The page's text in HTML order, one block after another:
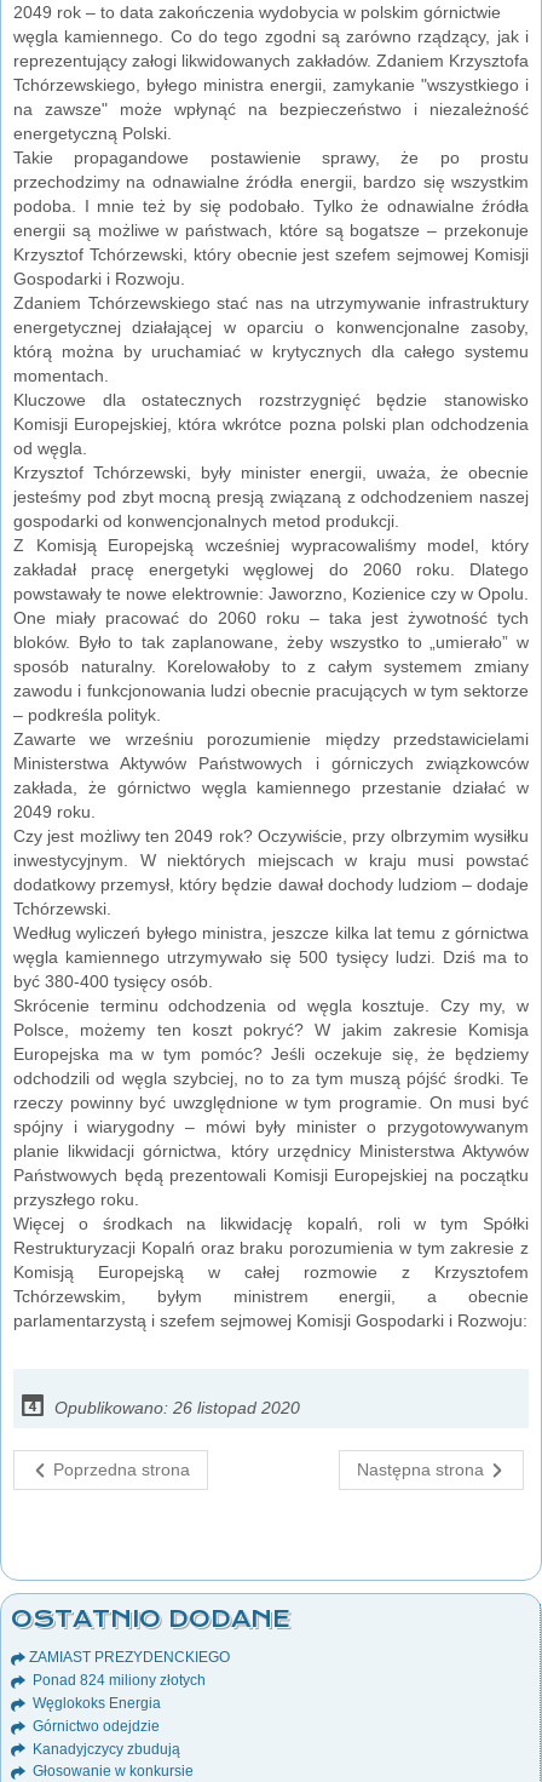
2049 rok – to data zakończenia wydobycia w polskim górnictwie
węgla kamiennego. Co do tego zgodni są zarówno rządzący, jak i
reprezentujący załogi likwidowanych zakładów. Zdaniem Krzysztofa
Tchórzewskiego, byłego ministra energii, zamykanie "wszystkiego i
na zawsze" może wpłynąć na bezpieczeństwo i niezależność
energetyczną Polski.
Takie propagandowe postawienie sprawy, że po prostu
przechodzimy na odnawialne źródła energii, bardzo się wszystkim
podoba. I mnie też by się podobało. Tylko że odnawialne źródła
energii są możliwe w państwach, które są bogatsze – przekonuje
Krzysztof Tchórzewski, który obecnie jest szefem sejmowej Komisji
Gospodarki i Rozwoju.
Zdaniem Tchórzewskiego stać nas na utrzymywanie infrastruktury
energetycznej działającej w oparciu o konwencjonalne zasoby,
którą można by uruchamiać w krytycznych dla całego systemu
momentach.
Kluczowe dla ostatecznych rozstrzygnięć będzie stanowisko
Komisji Europejskiej, która wkrótce pozna polski plan odchodzenia
od węgla.
Krzysztof Tchórzewski, były minister energii, uważa, że obecnie
jesteśmy pod zbyt mocną presją związaną z odchodzeniem naszej
gospodarki od konwencjonalnych metod produkcji.
Z Komisją Europejską wcześniej wypracowaliśmy model, który
zakładał pracę energetyki węglowej do 2060 roku. Dlatego
powstawały te nowe elektrownie: Jaworzno, Kozienice czy w Opolu.
One miały pracować do 2060 roku – taka jest żywotność tych
bloków. Było to tak zaplanowane, żeby wszystko to „umierało” w
sposób naturalny. Korelowałoby to z całym systemem zmiany
zawodu i funkcjonowania ludzi obecnie pracujących w tym sektorze
– podkreśla polityk.
Zawarte we wrześniu porozumienie między przedstawicielami
Ministerstwa Aktywów Państwowych i górniczych związkowców
zakłada, że górnictwo węgla kamiennego przestanie działać w
2049 roku.
Czy jest możliwy ten 2049 rok? Oczywiście, przy olbrzymim wysiłku
inwestycyjnym. W niektórych miejscach w kraju musi powstać
dodatkowy przemysł, który będzie dawał dochody ludziom – dodaje
Tchórzewski.
Według wyliczeń byłego ministra, jeszcze kilka lat temu z górnictwa
węgla kamiennego utrzymywało się 500 tysięcy ludzi. Dziś ma to
być 380-400 tysięcy osób.
Skrócenie terminu odchodzenia od węgla kosztuje. Czy my, w
Polsce, możemy ten koszt pokryć? W jakim zakresie Komisja
Europejska ma w tym pomóc? Jeśli oczekuje się, że będziemy
odchodzili od węgla szybciej, no to za tym muszą pójść środki. Te
rzeczy powinny być uwzględnione w tym programie. On musi być
spójny i wiarygodny – mówi były minister o przygotowywanym
planie likwidacji górnictwa, który urzędnicy Ministerstwa Aktywów
Państwowych będą prezentowali Komisji Europejskiej na początku
przyszłego roku.
Więcej o środkach na likwidację kopalń, roli w tym Spółki
Restrukturyzacji Kopalń oraz braku porozumienia w tym zakresie z
Komisją Europejską w całej rozmowie z Krzysztofem
Tchórzewskim, byłym ministrem energii, a obecnie
parlamentarzystą i szefem sejmowej Komisji Gospodarki i Rozwoju:
Opublikowano: 26 listopad 2020
Poprzedna strona Następna strona
OSTATNIO DODANE
ZAMIAST PREZYDENCKIEGO
Ponad 824 miliony złotych
Węglokoks Energia
Górnictwo odejdzie
Kanadyjczycy zbudują
Głosowanie w konkursie